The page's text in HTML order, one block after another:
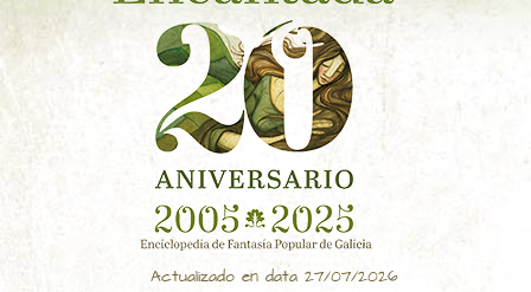
CONTACTO
Actualizado en data 27/07/2026